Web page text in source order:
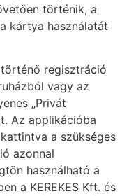
történik, a
kártya használatát
történő regisztráció
vagy az
„Privát
Az applikációba
a szükséges
azonnal
használható a
a KEREKES Kft. és